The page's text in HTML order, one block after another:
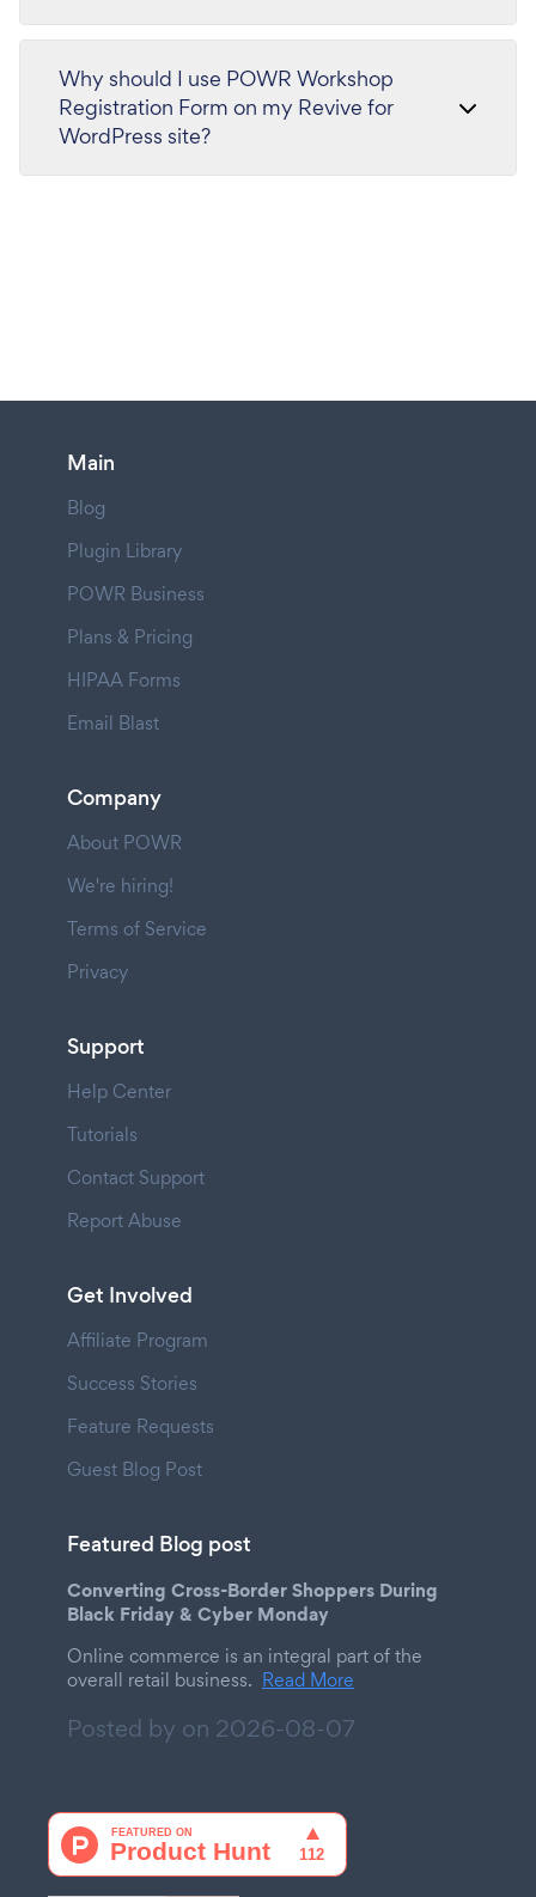
Why should I use POWR Workshop
Registration Form on my Revive for
WordPress site?
Main
Blog
Plugin Library
POWR Business
Plans & Pricing
HIPAA Forms
Email Blast
Company
About POWR
We're hiring!
Terms of Service
Privacy
Support
Help Center
Tutorials
Contact Support
Report Abuse
Get Involved
Affiliate Program
Success Stories
Feature Requests
Guest Blog Post
Featured Blog post
Converting Cross-Border Shoppers During
Black Friday & Cyber Monday
Online commerce is an integral part of the
overall retail business. Read More
Posted by on 2026-08-07